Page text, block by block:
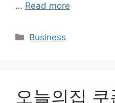
… Read more
Categories
Business
오늘의집